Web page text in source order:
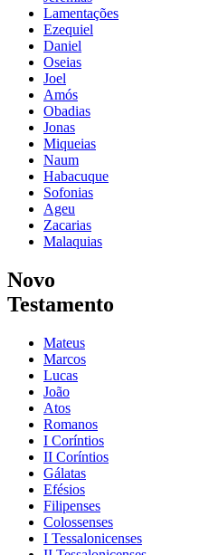
Lamentações
Ezequiel
Daniel
Oseias
Joel
Amós
Obadias
Jonas
Miqueias
Naum
Habacuque
Sofonias
Ageu
Zacarias
Malaquias
Novo
Testamento
Mateus
Marcos
Lucas
João
Atos
Romanos
I Coríntios
II Coríntios
Gálatas
Efésios
Filipenses
Colossenses
I Tessalonicenses